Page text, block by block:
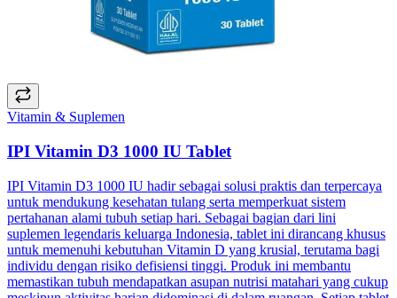
Vitamin & Suplemen
IPI Vitamin D3 1000 IU Tablet
IPI Vitamin D3 1000 IU hadir sebagai solusi praktis dan terpercaya
untuk mendukung kesehatan tulang serta memperkuat sistem
pertahanan alami tubuh setiap hari. Sebagai bagian dari lini
suplemen legendaris keluarga Indonesia, tablet ini dirancang khusus
untuk memenuhi kebutuhan Vitamin D yang krusial, terutama bagi
individu dengan risiko defisiensi tinggi. Produk ini membantu
memastikan tubuh mendapatkan asupan nutrisi matahari yang cukup